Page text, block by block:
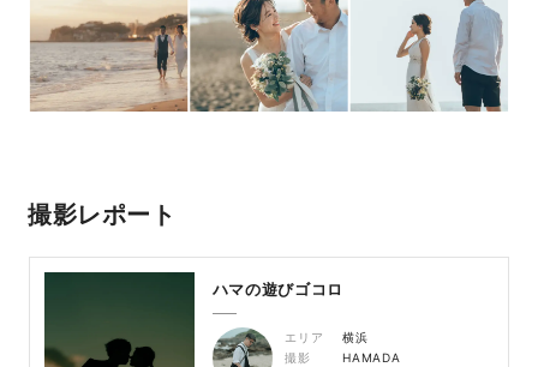
撮影レポート
ハマの遊びゴコロ
エリア
横浜
撮影
HAMADA